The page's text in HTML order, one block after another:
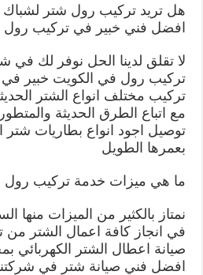
هل تريد تركيب رول شتر
افضل فني خبير في تركيب
لا تقلق لدينا الحل نوفر لك في
تركيب رول في الكويت خبير في
تركيب مختلف انواع الشتر
مع اتباع الطرق الحديثة
توصيل اجود انواع بطاريات شتر
بعمرها الطويل
ما هي ميزات خدمة تركيب رول
نمتاز بالكثير من الميزات منها
في انجاز كافة اعمال الشتر من
صيانة اعطال الشتر الكهربائي
افضل فني صيانة شتر في